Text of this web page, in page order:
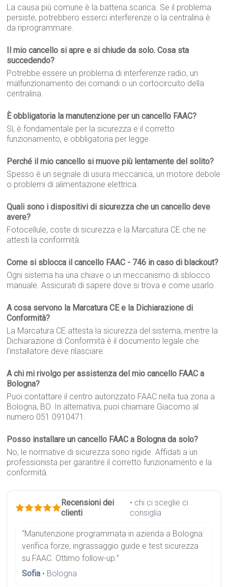
La causa più comune è la batteria scarica. Se il problema
persiste, potrebbero esserci interferenze o la centralina è
da riprogrammare.
Il mio cancello si apre e si chiude da solo. Cosa sta
succedendo?
Potrebbe essere un problema di interferenze radio, un
malfunzionamento dei comandi o un cortocircuito della
centralina.
È obbligatoria la manutenzione per un cancello FAAC?
Sì, è fondamentale per la sicurezza e il corretto
funzionamento, e obbligatoria per legge.
Perché il mio cancello si muove più lentamente del solito?
Spesso è un segnale di usura meccanica, un motore debole
o problemi di alimentazione elettrica.
Quali sono i dispositivi di sicurezza che un cancello deve
avere?
Fotocellule, coste di sicurezza e la Marcatura CE che ne
attesti la conformità.
Come si sblocca il cancello FAAC - 746 in caso di blackout?
Ogni sistema ha una chiave o un meccanismo di sblocco
manuale. Assicurati di sapere dove si trova e come usarlo.
A cosa servono la Marcatura CE e la Dichiarazione di
Conformità?
La Marcatura CE attesta la sicurezza del sistema, mentre la
Dichiarazione di Conformità è il documento legale che
l'installatore deve rilasciare.
A chi mi rivolgo per assistenza del mio cancello FAAC a
Bologna?
Puoi contattare il centro autorizzato FAAC nella tua zona a
Bologna, BO. In alternativa, puoi chiamare Giacomo al
numero 051 0910471.
Posso installare un cancello FAAC a Bologna da solo?
No, le normative di sicurezza sono rigide. Affidati a un
professionista per garantire il corretto funzionamento e la
conformità.
Recensioni dei
clienti
• chi ci sceglie ci
consiglia
“Manutenzione programmata in azienda a Bologna:
verifica forze, ingrassaggio guide e test sicurezza
su FAAC. Ottimo follow-up.”
Sofia • Bologna